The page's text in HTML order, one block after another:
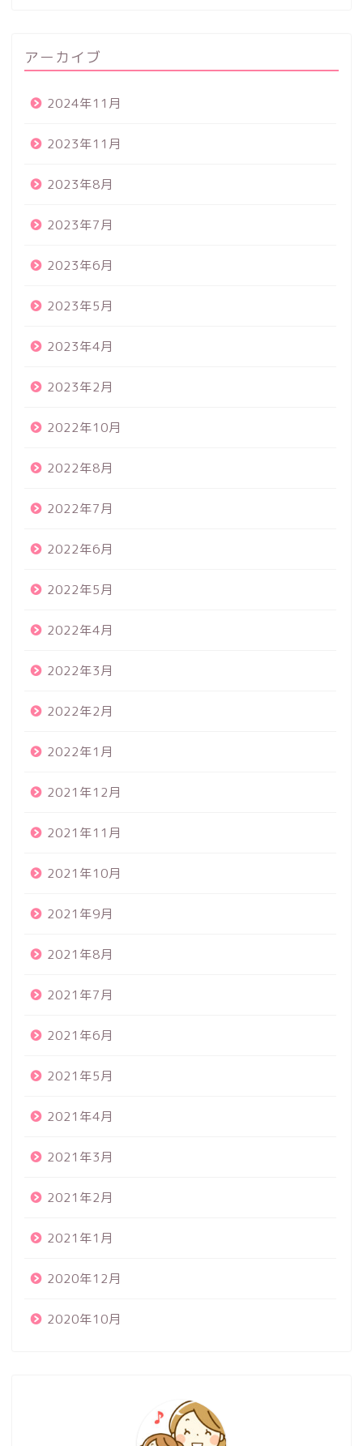
アーカイブ
2024年11月
2023年11月
2023年8月
2023年7月
2023年6月
2023年5月
2023年4月
2023年2月
2022年10月
2022年8月
2022年7月
2022年6月
2022年5月
2022年4月
2022年3月
2022年2月
2022年1月
2021年12月
2021年11月
2021年10月
2021年9月
2021年8月
2021年7月
2021年6月
2021年5月
2021年4月
2021年3月
2021年2月
2021年1月
2020年12月
2020年10月